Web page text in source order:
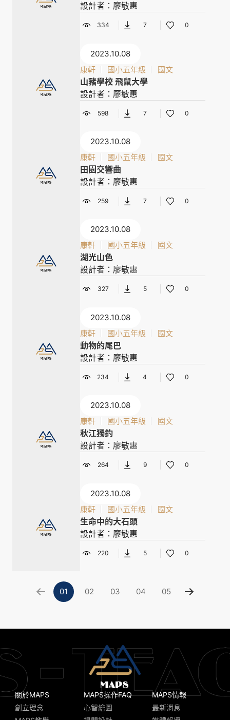
設計者：廖敏惠
334 7 0
2023.10.08
康軒
國小五年級 國文
山豬學校 飛鼠大學
設計者：廖敏惠
598 7 0
2023.10.08
康軒
國小五年級 國文
田園交響曲
設計者：廖敏惠
259 7 0
2023.10.08
康軒
國小五年級 國文
湖光山色
設計者：廖敏惠
327 5 0
2023.10.08
康軒
國小五年級 國文
動物的尾巴
設計者：廖敏惠
234 4 0
2023.10.08
康軒
國小五年級 國文
秋江獨釣
設計者：廖敏惠
264 9 0
2023.10.08
康軒
國小五年級 國文
生命中的大石頭
設計者：廖敏惠
220 5 0
01 02 03 04 05
關於MAPS
創立理念
MAPS操作FAQ
心智繪圖
MAPS情報
最新消息